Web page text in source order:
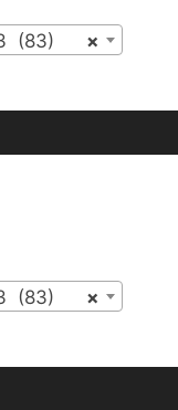
×
(83)
×
(83)